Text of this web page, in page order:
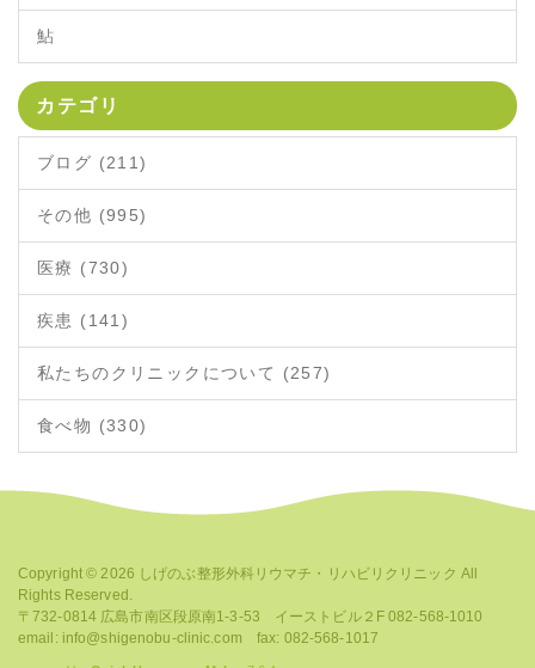
鮎
カテゴリ
ブログ (211)
その他 (995)
医療 (730)
疾患 (141)
私たちのクリニックについて (257)
食べ物 (330)
Copyright © 2026 しげのぶ整形外科リウマチ・リハビリクリニック All
Rights Reserved.
〒732-0814 広島市南区段原南1-3-53 イーストビル２F 082-568-1010
email: info@shigenobu-clinic.com fax: 082-568-1017